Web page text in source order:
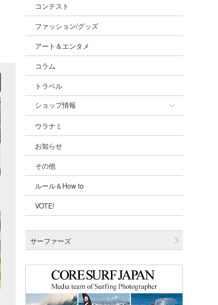
コンテスト
ファッション/グッズ
アート＆エンタメ
コラム
トラベル
ショップ情報
ショップ情報
湘南
千葉北
伊豆
千葉南
四国
沖縄
ウラナミ
お知らせ
その他
ルール＆How to
VOTE!
サーファーズ